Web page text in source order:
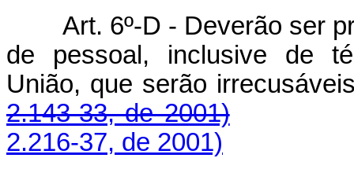
Art. 6º-D - Deverão ser
de pessoal, inclusive de
União, que serão
2.143-33, de 2001)
2.216-37, de 2001)